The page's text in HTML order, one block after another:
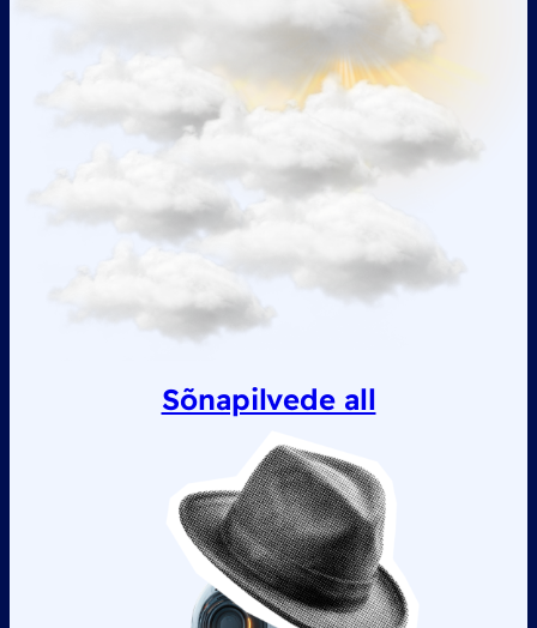
Sõnapilvede all